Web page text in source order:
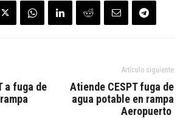
a fuga de
Artículo siguiente
Atiende CESPT fuga de
agua potable en rampa
Aeropuerto